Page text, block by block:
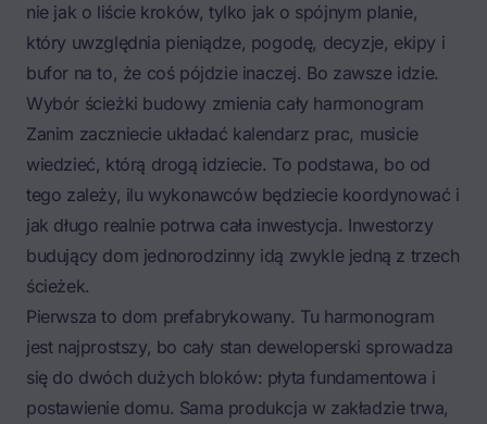
nie jak o liście kroków, tylko jak o spójnym planie,
który uwzględnia pieniądze, pogodę, decyzje, ekipy i
bufor na to, że coś pójdzie inaczej. Bo zawsze idzie.
Wybór ścieżki budowy zmienia cały harmonogram
Zanim zaczniecie układać kalendarz prac, musicie
wiedzieć, którą drogą idziecie. To podstawa, bo od
tego zależy, ilu wykonawców będziecie koordynować i
jak długo realnie potrwa cała inwestycja. Inwestorzy
budujący dom jednorodzinny idą zwykle jedną z trzech
ścieżek.
Pierwsza to dom prefabrykowany. Tu harmonogram
jest najprostszy, bo cały stan deweloperski sprowadza
się do dwóch dużych bloków: płyta fundamentowa i
postawienie domu. Sama produkcja w zakładzie trwa,